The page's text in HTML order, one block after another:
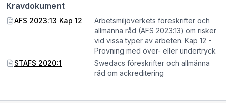
Kravdokument
AFS 2023:13 Kap 12
Arbetsmiljöverkets föreskrifter och
allmänna råd (AFS 2023:13) om risker
vid vissa typer av arbeten. Kap 12 -
Provning med över- eller undertryck
STAFS 2020:1
Swedacs föreskrifter och allmänna
råd om ackreditering